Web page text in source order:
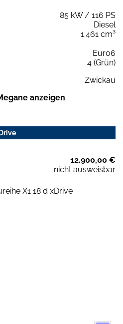
85 kW / 116 PS
Diesel
1.461 cm³
Euro6
4 (Grün)
Zwickau
anzeigen
12.900,00 €
nicht ausweisbar